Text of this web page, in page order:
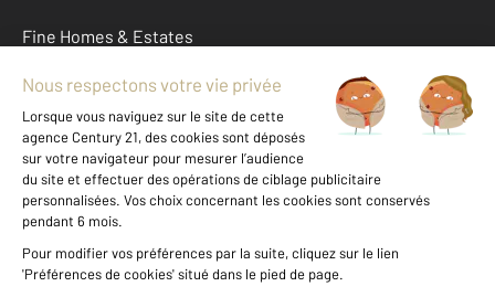
Fine Homes & Estates
À propos
International
Nous contacter